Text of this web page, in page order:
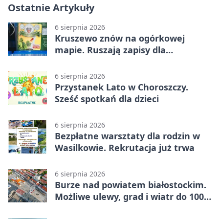
Ostatnie Artykuły
6 sierpnia 2026
Kruszewo znów na ogórkowej
mapie. Ruszają zapisy dla
6 sierpnia 2026
Przystanek Lato w Choroszczy.
Sześć spotkań dla dzieci
6 sierpnia 2026
Bezpłatne warsztaty dla rodzin w
Wasilkowie. Rekrutacja już trwa
6 sierpnia 2026
Burze nad powiatem białostockim.
Możliwe ulewy, grad i wiatr do 100